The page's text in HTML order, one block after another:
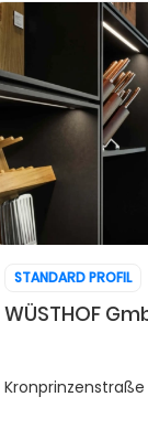
STANDARD PROFIL
WÜSTHOF